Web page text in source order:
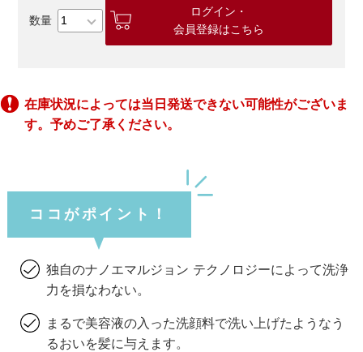
ログイン・
会員登録はこちら
在庫状況によっては当日発送できない可能性がございま
す。予めご了承ください。
ココがポイント！
独自のナノエマルジョン テクノロジーによって洗浄
力を損なわない。
まるで美容液の入った洗顔料で洗い上げたようなう
るおいを髪に与えます。